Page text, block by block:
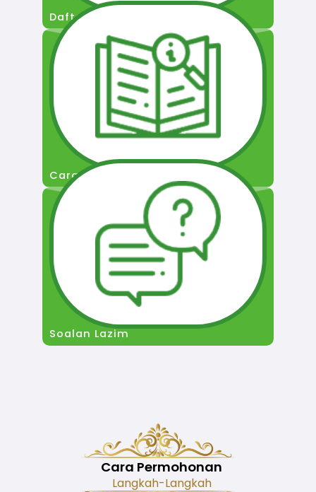
Daftar Pengguna
Cara Permohonan
Soalan Lazim
Cara Permohonan
Langkah-Langkah